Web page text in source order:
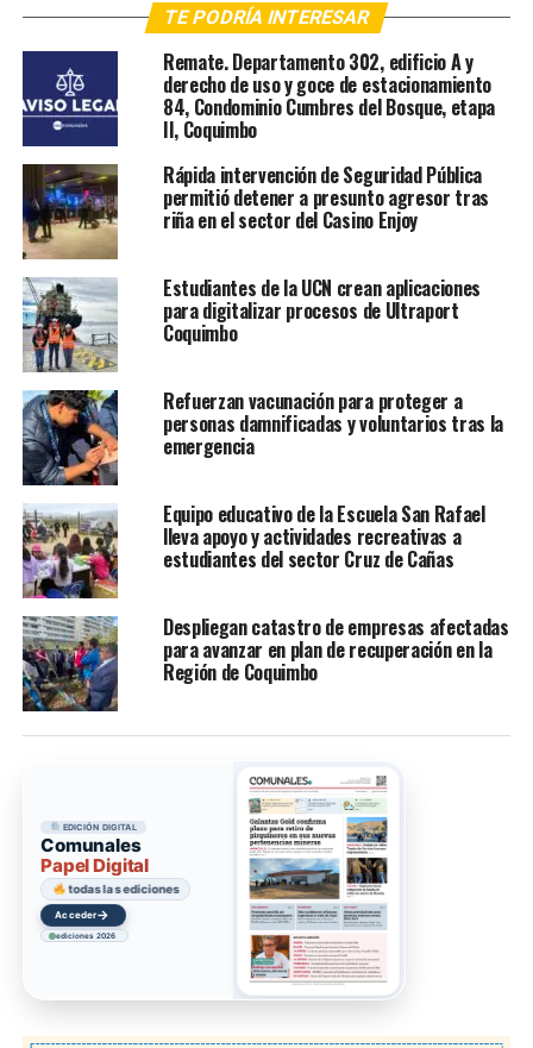
TE PODRÍA INTERESAR
Remate. Departamento 302, edificio A y
derecho de uso y goce de estacionamiento
84, Condominio Cumbres del Bosque, etapa
II, Coquimbo
Rápida intervención de Seguridad Pública
permitió detener a presunto agresor tras
riña en el sector del Casino Enjoy
Estudiantes de la UCN crean aplicaciones
para digitalizar procesos de Ultraport
Coquimbo
Refuerzan vacunación para proteger a
personas damnificadas y voluntarios tras la
emergencia
Equipo educativo de la Escuela San Rafael
lleva apoyo y actividades recreativas a
estudiantes del sector Cruz de Cañas
Despliegan catastro de empresas afectadas
para avanzar en plan de recuperación en la
Región de Coquimbo
EDICIÓN DIGITAL
Comunales
Papel Digital
todas las ediciones
Acceder→
ediciones 2026